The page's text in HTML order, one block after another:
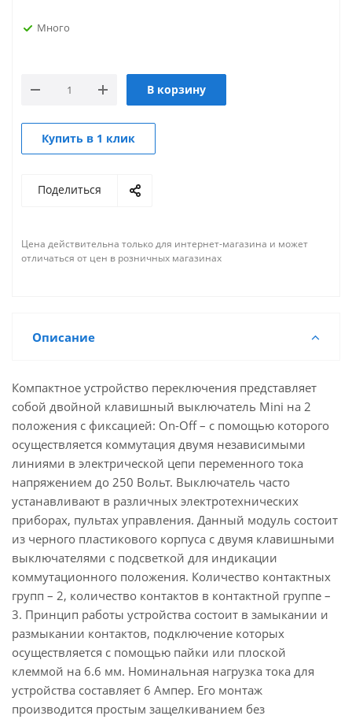
Много
В корзину
Купить в 1 клик
Поделиться
Цена действительна только для интернет-магазина и может
отличаться от цен в розничных магазинах
Описание
Компактное устройство переключения представляет
собой двойной клавишный выключатель Mini на 2
положения с фиксацией: On-Off – с помощью которого
осуществляется коммутация двумя независимыми
линиями в электрической цепи переменного тока
напряжением до 250 Вольт. Выключатель часто
устанавливают в различных электротехнических
приборах, пультах управления. Данный модуль состоит
из черного пластикового корпуса с двумя клавишными
выключателями с подсветкой для индикации
коммутационного положения. Количество контактных
групп – 2, количество контактов в контактной группе –
3. Принцип работы устройства состоит в замыкании и
размыкании контактов, подключение которых
осуществляется с помощью пайки или плоской
клеммой на 6.6 мм. Номинальная нагрузка тока для
устройства составляет 6 Ампер. Его монтаж
производится простым защелкиванием без